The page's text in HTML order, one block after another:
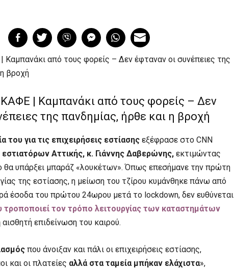
από τους φορείς – Δεν έφταναν οι συνέπειες της
βροχή
| Καμπανάκι από τους φορείς – Δεν
της πανδημίας, ήρθε και η βροχή
του για τις επιχειρήσεις εστίασης εξέφρασε στο CNN
Αττικής, κ. Γιάννης Δαβερώνης, εκτιμώντας
θα υπάρξει μπαράζ «λουκέτων». Όπως επεσήμανε την πρώτη
της εστίασης, η μείωση του τζίρου κυμάνθηκε πάνω από
έσοδα του πρώτου 24ωρου μετά το lockdown, δεν ευθύνεται
τροποποιεί τον τρόπο λειτουργίας των καταστημάτων
επιδείνωση του καιρού.
που άνοιξαν και πάλι οι επιχειρήσεις εστίασης,
και οι πλατείες αλλά στα ταμεία μπήκαν ελάχιστα»,